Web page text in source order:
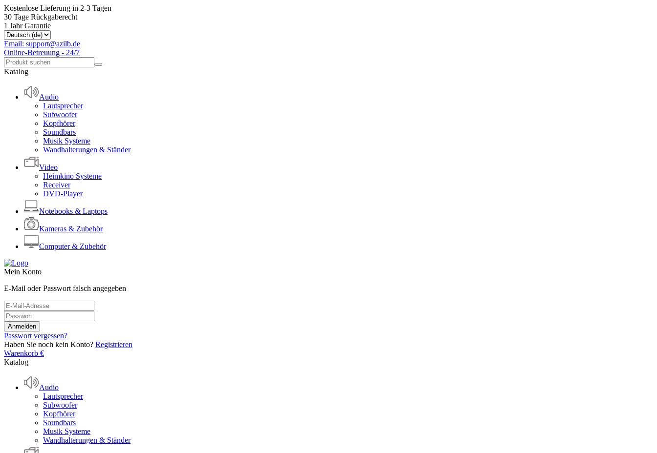
Kostenlose Lieferung in 2-3 Tagen
30 Tage Rückgaberecht
1 Jahr Garantie
Email: support@azilb.de
Online-Betreuung - 24/7
Katalog
Audio
Lautsprecher
Subwoofer
Kopfhörer
Soundbars
Musik Systeme
Wandhalterungen & Ständer
Video
Heimkino Systeme
Receiver
DVD-Player
Notebooks & Laptops
Kameras & Zubehör
Computer & Zubehör
Mein Konto
E-Mail oder Passwort falsch angegeben
Passwort vergessen?
Haben Sie noch kein Konto? Registrieren
Warenkorb €
Katalog
Audio
Lautsprecher
Subwoofer
Kopfhörer
Soundbars
Musik Systeme
Wandhalterungen & Ständer